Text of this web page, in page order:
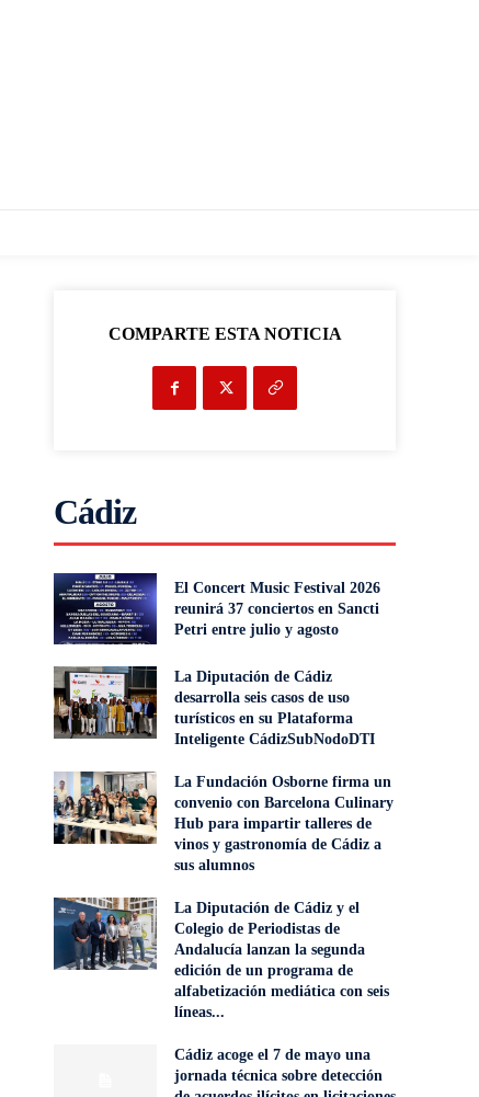
COMPARTE ESTA NOTICIA
Cádiz
El Concert Music Festival 2026
reunirá 37 conciertos en Sancti
Petri entre julio y agosto
La Diputación de Cádiz
desarrolla seis casos de uso
turísticos en su Plataforma
Inteligente CádizSubNodoDTI
La Fundación Osborne firma un
convenio con Barcelona Culinary
Hub para impartir talleres de
vinos y gastronomía de Cádiz a
sus alumnos
La Diputación de Cádiz y el
Colegio de Periodistas de
Andalucía lanzan la segunda
edición de un programa de
alfabetización mediática con seis
líneas...
Cádiz acoge el 7 de mayo una
jornada técnica sobre detección